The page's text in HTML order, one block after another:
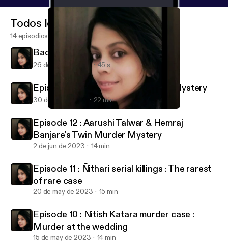
Felony
Todos los episodios
14 episodios
Badaun Double Murder Case
26 de mar de 2024 45 s
Episode 13 : Sheena Bora Murder Mystery
30 de jul de 2023 22 min
Episode 12 : Aarushi Talwar & Hemraj
Banjare's Twin Murder Mystery
2 de jun de 2023 14 min
Episode 11 : Ñithari serial killings : The rarest
of rare case
20 de may de 2023 15 min
Episode 10 : Nitish Katara murder case :
Murder at the wedding
15 de may de 2023 14 min